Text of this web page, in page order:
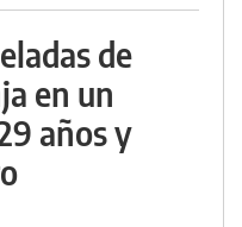
de
en un
años y